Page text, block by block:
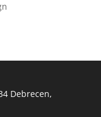
Debrecen,